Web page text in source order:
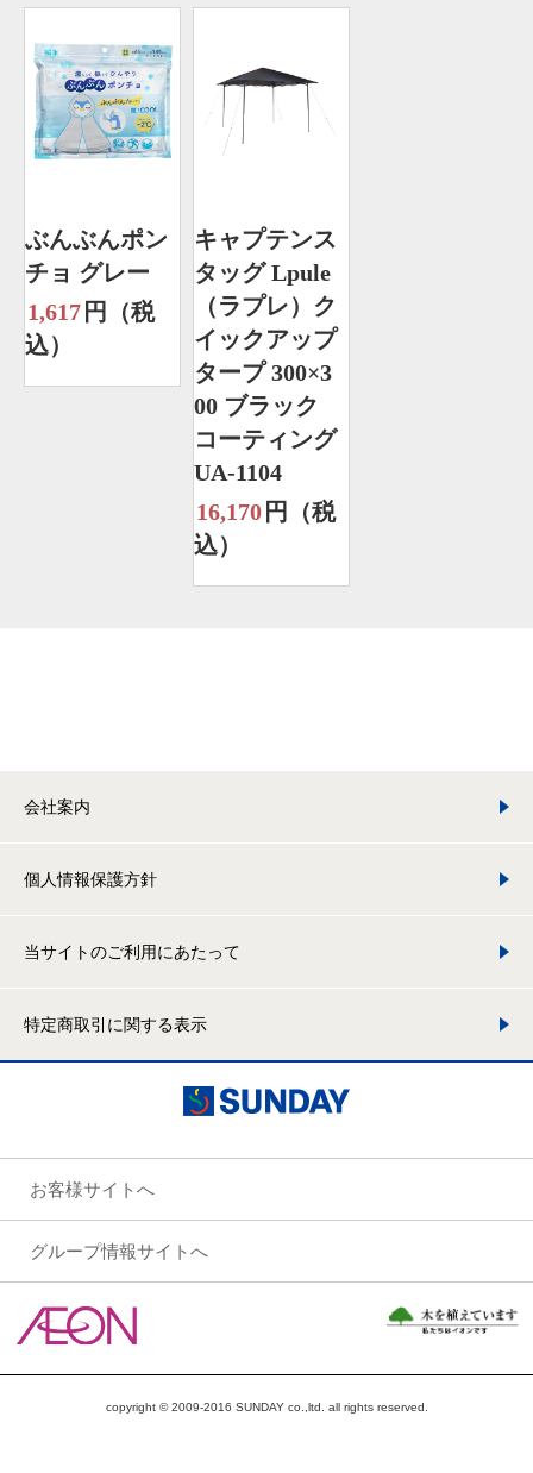
ぶんぶんポン
チョ グレー
1,617 円（税
込）
キャプテンス
タッグ Lpule
（ラプレ）ク
イックアップ
タープ 300×3
00 ブラック
コーティング
UA-1104
16,170 円（税
込）
会社案内
個人情報保護方針
当サイトのご利用にあたって
特定商取引に関する表示
お客様サイトへ
グループ情報サイトへ
copyright © 2009-2016 SUNDAY co.,ltd. all rights reserved.